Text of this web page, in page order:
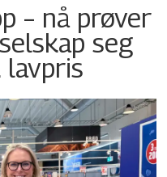
– nå prøver
seg
lavpris